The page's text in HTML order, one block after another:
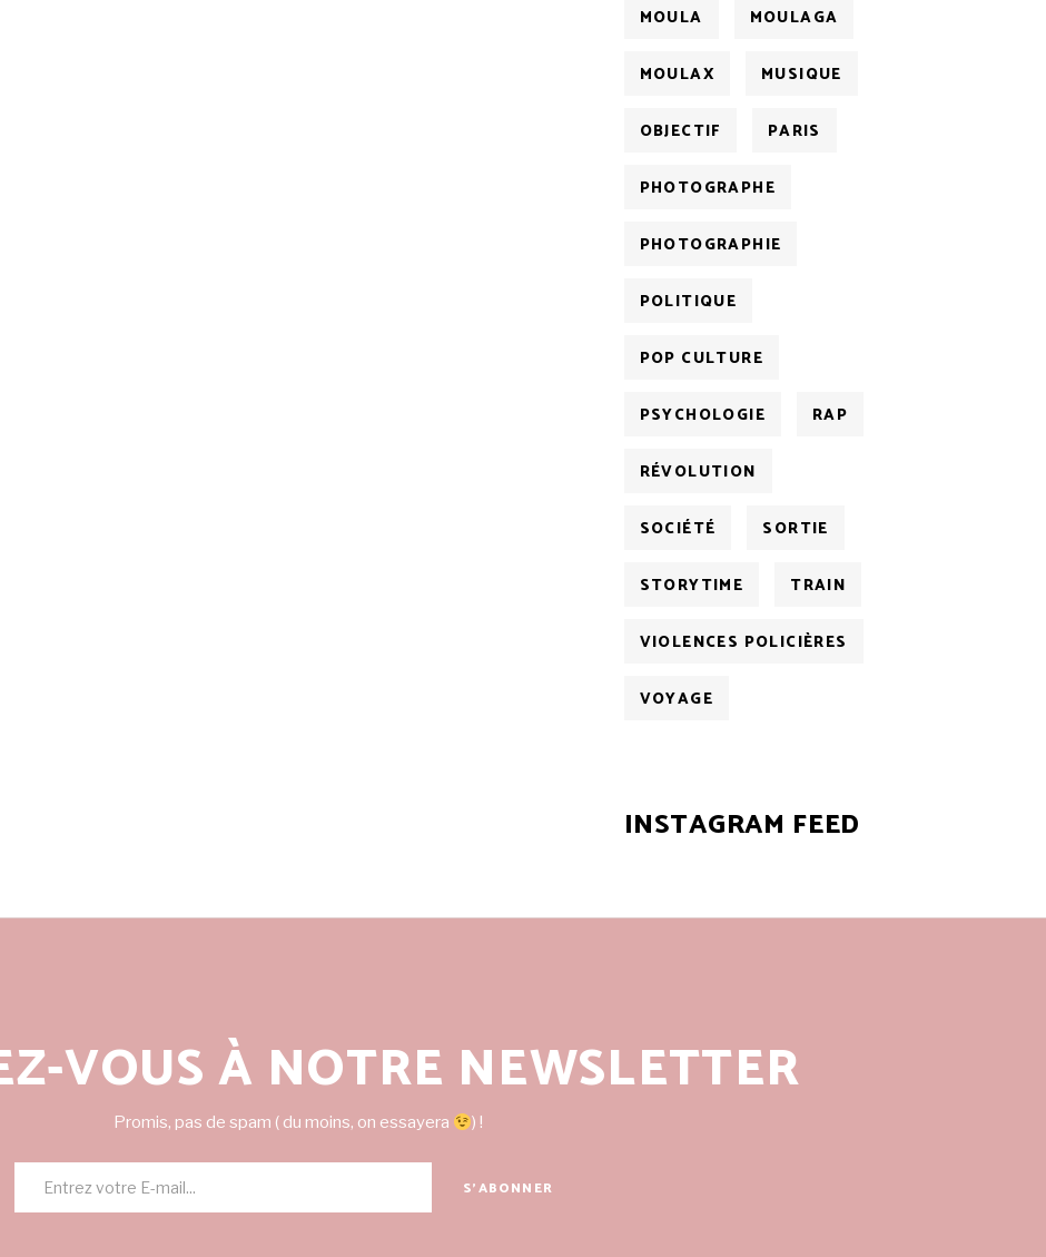
MOULA MOULAGA
MOULAX MUSIQUE
OBJECTIF PARIS
PHOTOGRAPHE
PHOTOGRAPHIE
POLITIQUE
POP CULTURE
PSYCHOLOGIE RAP
RÉVOLUTION
SOCIÉTÉ SORTIE
STORYTIME TRAIN
VIOLENCES POLICIÈRES
VOYAGE
INSTAGRAM FEED
VOUS À NOTRE NEWSLETTER
Promis, pas de spam ( du moins, on essayera ) !
S'ABONNER